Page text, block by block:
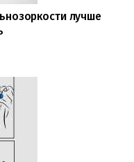
лучше